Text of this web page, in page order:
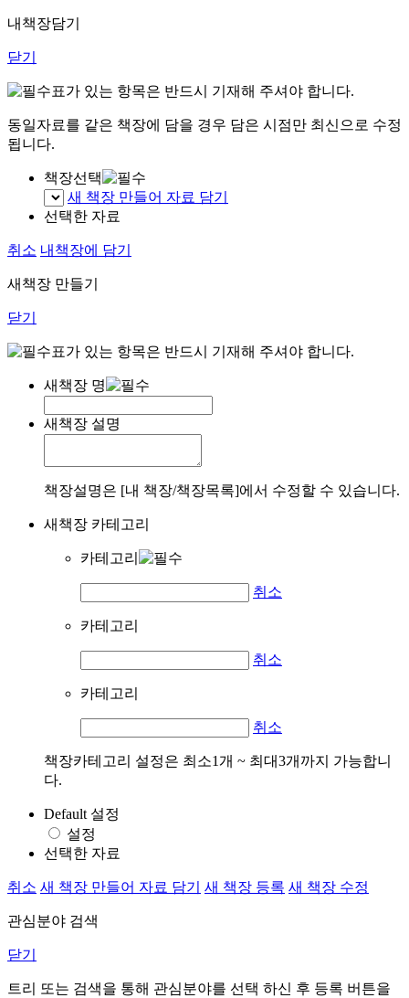
내책장담기
닫기
표가 있는 항목은 반드시 기재해 주셔야 합니다.
동일자료를 같은 책장에 담을 경우 담은 시점만 최신으로 수정
됩니다.
책장선택
새 책장 만들어 자료 담기
선택한 자료
취소 내책장에 담기
새책장 만들기
닫기
표가 있는 항목은 반드시 기재해 주셔야 합니다.
새책장 명
새책장 설명
책장설명은 [내 책장/책장목록]에서 수정할 수 있습니다.
새책장 카테고리
카테고리
취소
카테고리
취소
카테고리
취소
책장카테고리 설정은 최소1개 ~ 최대3개까지 가능합니
다.
Default 설정
설정
선택한 자료
취소 새 책장 만들어 자료 담기 새 책장 등록 새 책장 수정
관심분야 검색
닫기
트리 또는 검색을 통해 관심분야를 선택 하신 후 등록 버튼을